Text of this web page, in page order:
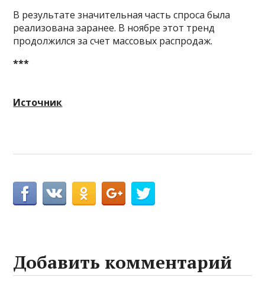
В результате значительная часть спроса была
реализована заранее. В ноябре этот тренд
продолжился за счет массовых распродаж.
***
Источник
Добавить комментарий